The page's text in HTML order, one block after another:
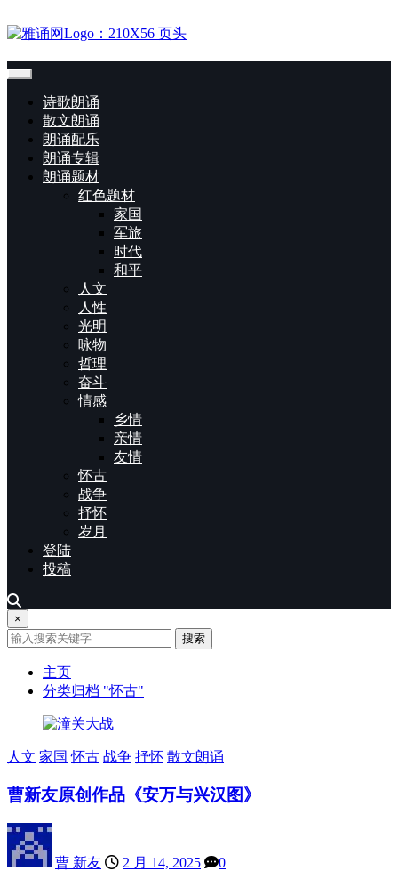
诗歌朗诵
散文朗诵
朗诵配乐
朗诵专辑
朗诵题材
红色题材
家国
军旅
时代
和平
人文
人性
光明
咏物
哲理
奋斗
情感
乡情
亲情
友情
怀古
战争
抒怀
岁月
登陆
投稿
×
搜索
主页
分类归档 "怀古"
人文 家国 怀古 战争 抒怀 散文朗诵
曹新友原创作品《安万与兴汉图》
曹 新友 2 月 14, 2025 0